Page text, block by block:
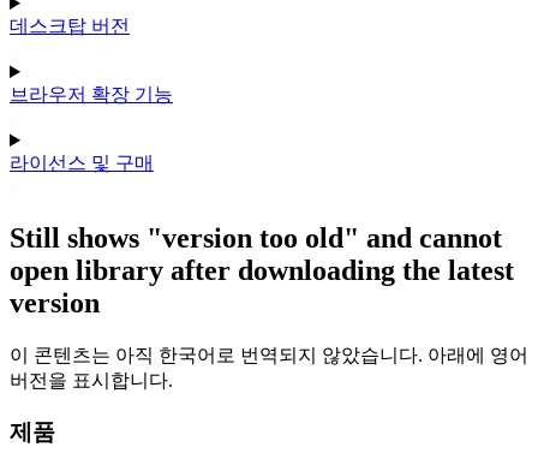
데스크탑 버전
브라우저 확장 기능
라이선스 및 구매
Still shows "version too old" and cannot
open library after downloading the latest
version
이 콘텐츠는 아직 한국어로 번역되지 않았습니다. 아래에 영어
버전을 표시합니다.
제품